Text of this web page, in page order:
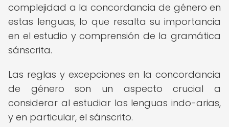
complejidad a la concordancia de género en
estas lenguas, lo que resalta su importancia
en el estudio y comprensión de la gramática
sánscrita.
Las reglas y excepciones en la concordancia
de género son un aspecto crucial a
considerar al estudiar las lenguas indo-arias,
y en particular, el sánscrito.